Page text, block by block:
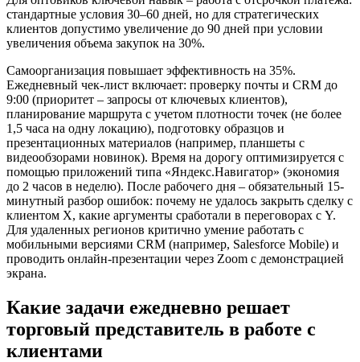
стандартные условия 30–60 дней, но для стратегических
клиентов допустимо увеличение до 90 дней при условии
увеличения объема закупок на 30%.
Самоорганизация повышает эффективность на 35%.
Ежедневный чек-лист включает: проверку почты и CRM до
9:00 (приоритет – запросы от ключевых клиентов),
планирование маршрута с учетом плотности точек (не более
1,5 часа на одну локацию), подготовку образцов и
презентационных материалов (например, планшеты с
видеообзорами новинок). Время на дорогу оптимизируется с
помощью приложений типа «Яндекс.Навигатор» (экономия
до 2 часов в неделю). После рабочего дня – обязательный 15-
минутный разбор ошибок: почему не удалось закрыть сделку с
клиентом X, какие аргументы сработали в переговорах с Y.
Для удаленных регионов критично умение работать с
мобильными версиями CRM (например, Salesforce Mobile) и
проводить онлайн-презентации через Zoom с демонстрацией
экрана.
Какие задачи ежедневно решает
торговый представитель в работе с
клиентами